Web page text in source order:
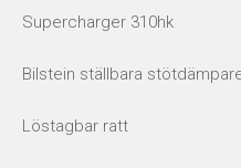
Supercharger 310hk
Bilstein ställbara
Löstagbar ratt